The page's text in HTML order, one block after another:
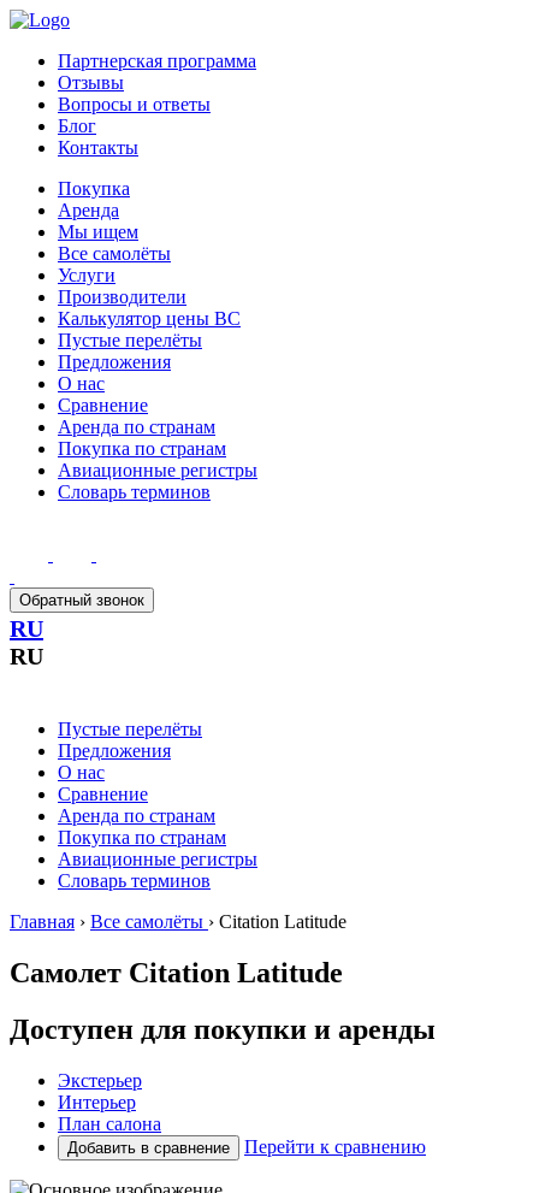
Партнерская программа
Отзывы
Вопросы и ответы
Блог
Контакты
Покупка
Аренда
Мы ищем
Все самолёты
Услуги
Производители
Калькулятор цены ВС
Пустые перелёты
Предложения
О нас
Сравнение
Аренда по странам
Покупка по странам
Авиационные регистры
Словарь терминов
Обратный звонок
RU
RU
Пустые перелёты
Предложения
О нас
Сравнение
Аренда по странам
Покупка по странам
Авиационные регистры
Словарь терминов
Главная › Все самолёты › Citation Latitude
Самолет Citation Latitude
Доступен для покупки и аренды
Экстерьер
Интерьер
План салона
Добавить в сравнение Перейти к сравнению